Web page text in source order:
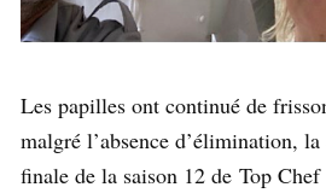
Les papilles ont continué de
malgré l’absence d’élimination,
finale de la saison 12 de Top